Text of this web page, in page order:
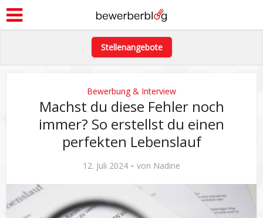
Stellenangebote
Bewerbung & Interview
Machst du diese Fehler noch
immer? So erstellst du einen
perfekten Lebenslauf
12. Juli 2024 von Nadine